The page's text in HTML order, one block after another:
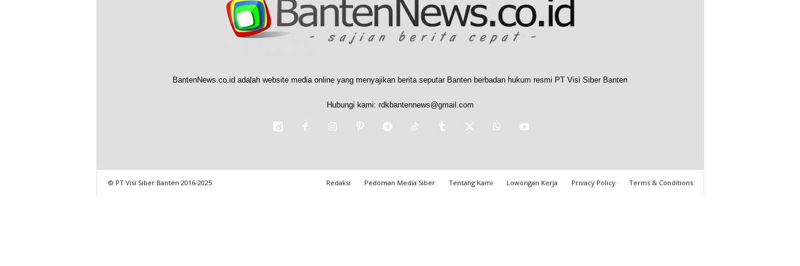
BantenNews.co.id adalah website media online yang menyajikan berita seputar Banten berbadan hukum resmi PT Visi Siber Banten
Hubungi kami: rdkbantennews@gmail.com
Redaksi Pedoman Media Siber Tentang Kami Lowongan Kerja Privacy Policy Terms & Conditions
© PT Visi Siber Banten 2016-2025